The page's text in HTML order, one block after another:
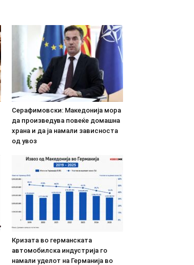
Серафимовски: Македонија мора
да произведува повеќе домашна
храна и да ја намали зависноста
од увоз
Кризата во германската
автомобилска индустрија го
намали уделот на Германија во